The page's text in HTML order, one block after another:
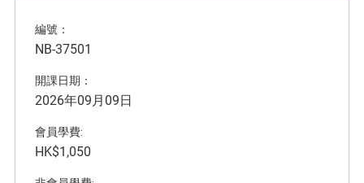
編號：
NB-37501
開課日期：
2026年09月09日
會員學費:
HK$1,050